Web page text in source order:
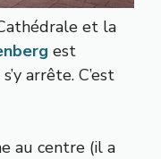
et la
est
arrête. C’est
au centre (il a